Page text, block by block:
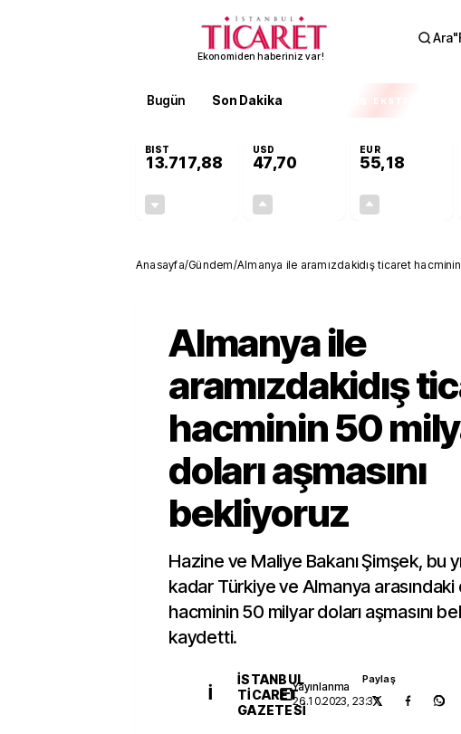
Ekonomiden haberiniz var!
Ara"
Bugün Son Dakika EKSTRA
BIST
13.717,88
USD
47,70
EUR
55,18
Anasayfa/Gündem/Almanya ile aramızdakidış ticaret
Almanya ile
aramızdakidış
hacminin 50
doları aşmasını
bekliyoruz
Hazine ve Maliye Bakanı Şimşek, bu
kadar Türkiye ve Almanya arasındaki
hacminin 50 milyar doları aşmasını
kaydetti.
İ
İSTANBUL
TICARET
GAZETESI
Yayınlanma
26.10.2023, 23:37
Paylaş